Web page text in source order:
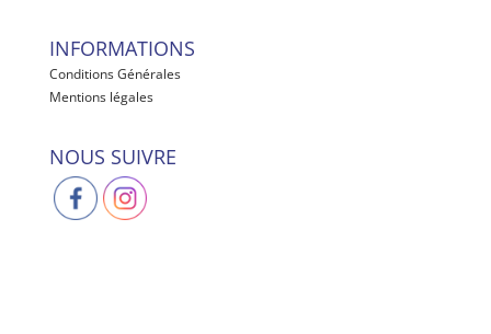
INFORMATIONS
Conditions Générales
Mentions légales
NOUS SUIVRE